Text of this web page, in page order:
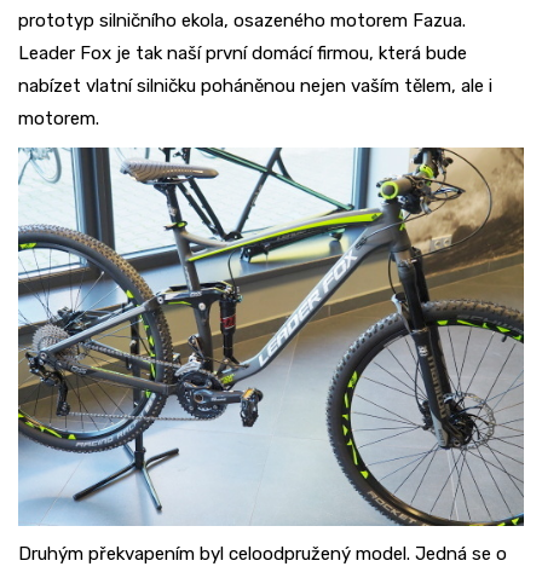
prototyp silničního ekola, osazeného motorem Fazua.
Leader Fox je tak naší první domácí firmou, která bude
nabízet vlatní silničku poháněnou nejen vaším tělem, ale i
motorem.
Druhým překvapením byl celoodpružený model. Jedná se o